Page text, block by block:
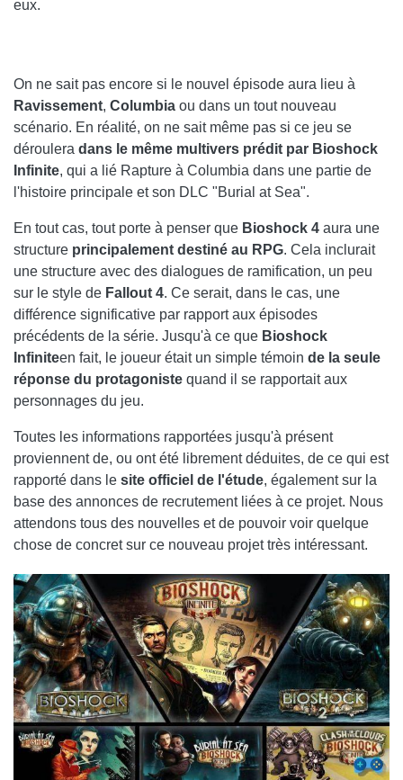
eux.
On ne sait pas encore si le nouvel épisode aura lieu à
Ravissement, Columbia ou dans un tout nouveau
scénario. En réalité, on ne sait même pas si ce jeu se
déroulera dans le même multivers prédit par Bioshock
Infinite, qui a lié Rapture à Columbia dans une partie de
l'histoire principale et son DLC "Burial at Sea".
En tout cas, tout porte à penser que Bioshock 4 aura une
structure principalement destiné au RPG. Cela inclurait
une structure avec des dialogues de ramification, un peu
sur le style de Fallout 4. Ce serait, dans le cas, une
différence significative par rapport aux épisodes
précédents de la série. Jusqu'à ce que Bioshock
Infiniteen fait, le joueur était un simple témoin de la seule
réponse du protagoniste quand il se rapportait aux
personnages du jeu.
Toutes les informations rapportées jusqu'à présent
proviennent de, ou ont été librement déduites, de ce qui est
rapporté dans le site officiel de l'étude, également sur la
base des annonces de recrutement liées à ce projet. Nous
attendons tous des nouvelles et de pouvoir voir quelque
chose de concret sur ce nouveau projet très intéressant.